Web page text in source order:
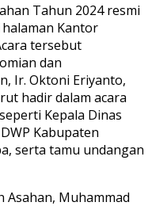
Tahun 2024 resmi
Kantor
tersebut
dan
Ir. Oktoni Eriyanto,
hadir dalam acara
Kepala Dinas
Kabupaten
serta tamu undangan
Muhammad